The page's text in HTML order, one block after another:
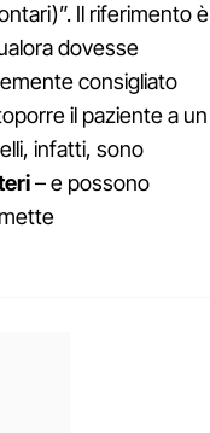
Il riferimento è
dovesse
consigliato
il paziente a un
infatti, sono
– e possono